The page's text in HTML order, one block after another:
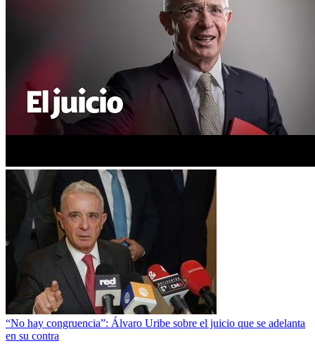
“No hay congruencia”: Álvaro Uribe sobre el juicio que se adelanta
en su contra